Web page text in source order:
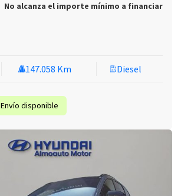
147.058 Km Diesel
Envío disponible
No alcanza el importe mínimo a financiar